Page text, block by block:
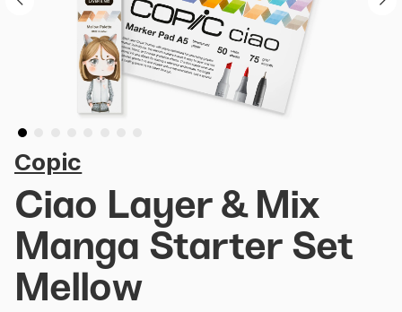
Copic
Ciao Layer & Mix
Manga Starter Set
Mellow